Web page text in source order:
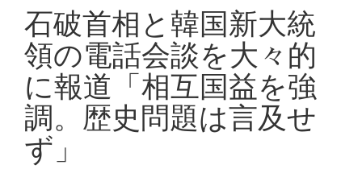
石破首相と韓国新大統
領の電話会談を大々的
に報道「相互国益を強
調。歴史問題は言及せ
ず」